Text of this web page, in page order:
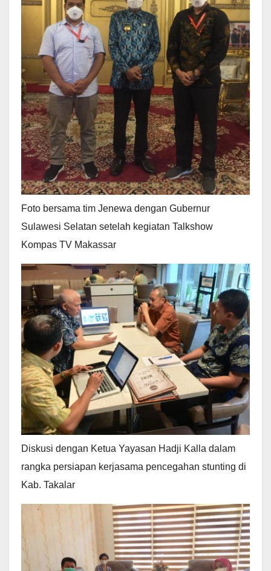
Foto bersama tim Jenewa dengan Gubernur
Sulawesi Selatan setelah kegiatan Talkshow
Kompas TV Makassar
Diskusi dengan Ketua Yayasan Hadji Kalla dalam
rangka persiapan kerjasama pencegahan stunting di
Kab. Takalar